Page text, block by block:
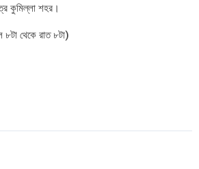
কুমিল্লা শহর।
৮টা থেকে রাত ৮টা)